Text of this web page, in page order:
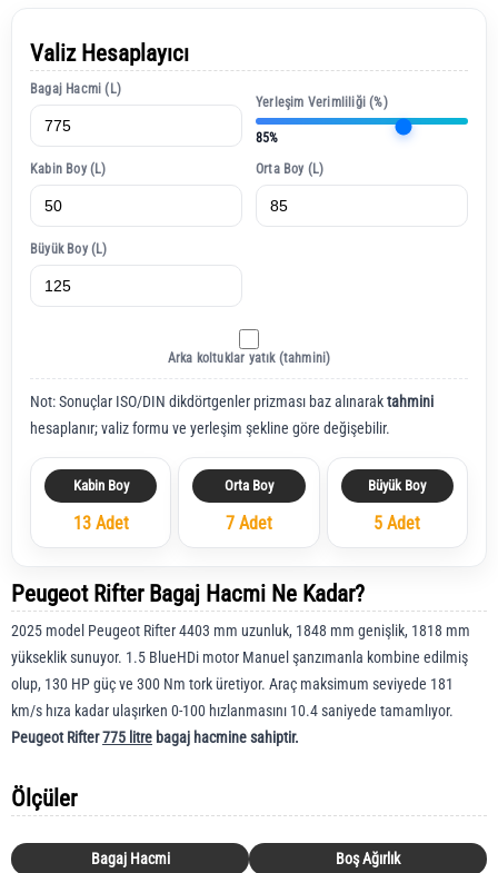
Valiz Hesaplayıcı
Bagaj Hacmi (L)
Yerleşim Verimliliği (%)
85%
Kabin Boy (L)
Orta Boy (L)
Büyük Boy (L)
Arka koltuklar yatık (tahmini)
Not: Sonuçlar ISO/DIN dikdörtgenler prizması baz alınaraktahmini
hesaplanır; valiz formu ve yerleşim şekline göre değişebilir.
Kabin Boy
13 Adet
Orta Boy
7 Adet
Büyük Boy
5 Adet
Peugeot Rifter Bagaj Hacmi Ne Kadar?
2025 model Peugeot Rifter 4403 mm uzunluk, 1848 mm genişlik, 1818 mm
yükseklik sunuyor. 1.5 BlueHDi motor Manuel şanzımanla kombine edilmiş
olup, 130 HP güç ve 300 Nm tork üretiyor. Araç maksimum seviyede 181
km/s hıza kadar ulaşırken 0-100 hızlanmasını 10.4 saniyede tamamlıyor.
Peugeot Rifter775 litre bagaj hacmine sahiptir.
Ölçüler
Bagaj Hacmi Boş Ağırlık